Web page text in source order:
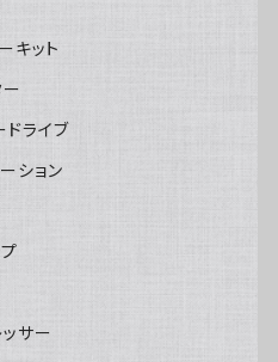
キット
ー
ドライブ
ション
サー